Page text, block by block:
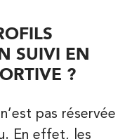
SUIVI EN
?
n’est pas réservée
En effet, les
Paris